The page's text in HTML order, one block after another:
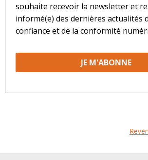
souhaite recevoir la newsletter et
informé(e) des dernières actualités
confiance et de la conformité